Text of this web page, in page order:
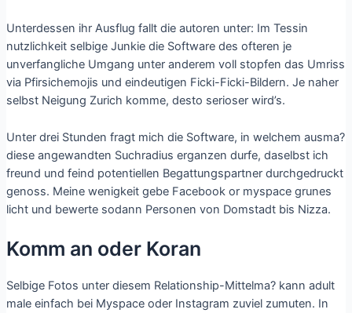
Unterdessen ihr Ausflug fallt die autoren unter: Im Tessin
nutzlichkeit selbige Junkie die Software des ofteren je
unverfangliche Umgang unter anderem voll stopfen das Umriss
via Pfirsichemojis und eindeutigen Ficki-Ficki-Bildern. Je naher
selbst Neigung Zurich komme, desto serioser wird’s.
Unter drei Stunden fragt mich die Software, in welchem ausma?
diese angewandten Suchradius erganzen durfe, daselbst ich
freund und feind potentiellen Begattungspartner durchgedruckt
genoss. Meine wenigkeit gebe Facebook or myspace grunes
licht und bewerte sodann Personen von Domstadt bis Nizza.
Komm an oder Koran
Selbige Fotos unter diesem Relationship-Mittelma? kann adult
male einfach bei Myspace oder Instagram zuviel zumuten. In